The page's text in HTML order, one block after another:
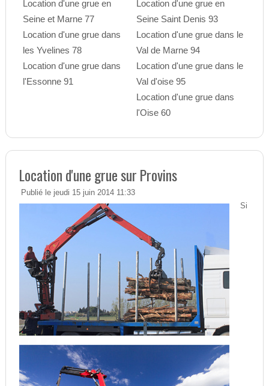
Location d'une grue en
Seine et Marne 77
Location d'une grue dans
les Yvelines 78
Location d'une grue dans
l'Essonne 91
Location d'une grue en
Seine Saint Denis 93
Location d'une grue dans le
Val de Marne 94
Location d'une grue dans le
Val d'oise 95
Location d'une grue dans
l'Oise 60
Location d'une grue sur Provins
Publié le jeudi 15 juin 2014 11:33
Si